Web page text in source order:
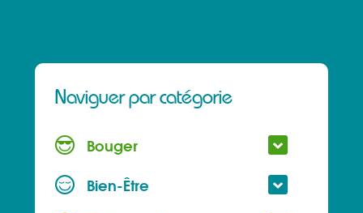
Naviguer par catégorie
Bouger
Bien-Être